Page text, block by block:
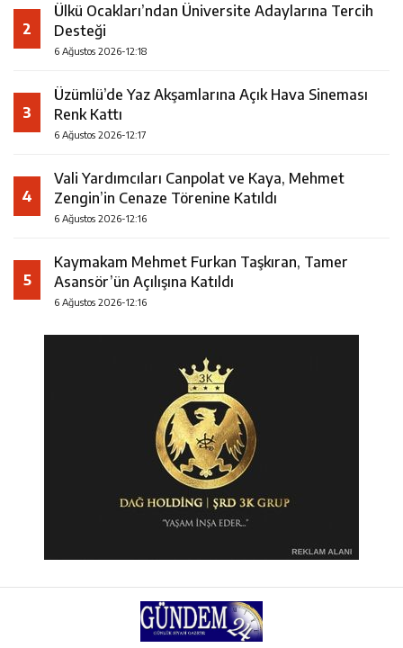
2
Ülkü Ocakları’ndan Üniversite Adaylarına Tercih
Desteği
6 Ağustos 2026-12:18
3
Üzümlü’de Yaz Akşamlarına Açık Hava Sineması
Renk Kattı
6 Ağustos 2026-12:17
4
Vali Yardımcıları Canpolat ve Kaya, Mehmet
Zengin’in Cenaze Törenine Katıldı
6 Ağustos 2026-12:16
5
Kaymakam Mehmet Furkan Taşkıran, Tamer
Asansör’ün Açılışına Katıldı
6 Ağustos 2026-12:16